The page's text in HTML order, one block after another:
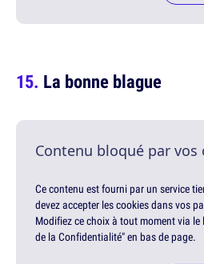
La bonne blague
Contenu bloqué par vos
Ce contenu est fourni par un service
devez accepter les cookies dans vos
Modifiez ce choix à tout moment via le
de la Confidentialité" en bas de page.